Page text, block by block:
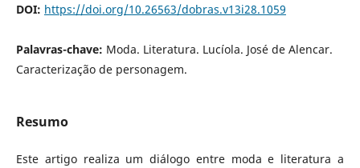
DOI: https://doi.org/10.26563/dobras.v13i28.1059
Palavras-chave: Moda. Literatura. Lucíola. José de Alencar.
Caracterização de personagem.
Resumo
Este artigo realiza um diálogo entre moda e literatura a